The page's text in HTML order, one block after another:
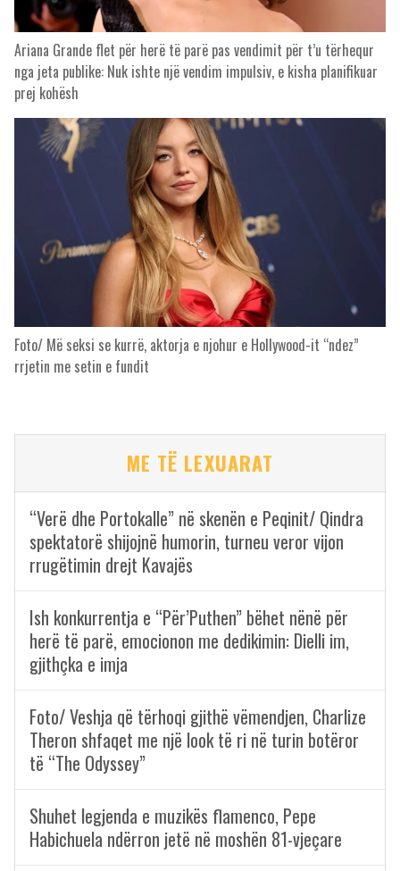
Ariana Grande flet për herë të parë pas vendimit për t’u tërhequr
nga jeta publike: Nuk ishte një vendim impulsiv, e kisha planifikuar
prej kohësh
Foto/ Më seksi se kurrë, aktorja e njohur e Hollywood-it “ndez”
rrjetin me setin e fundit
ME TË LEXUARAT
“Verë dhe Portokalle” në skenën e Peqinit/ Qindra
spektatorë shijojnë humorin, turneu veror vijon
rrugëtimin drejt Kavajës
Ish konkurrentja e “Për’Puthen” bëhet nënë për
herë të parë, emocionon me dedikimin: Dielli im,
gjithçka e imja
Foto/ Veshja që tërhoqi gjithë vëmendjen, Charlize
Theron shfaqet me një look të ri në turin botëror
të “The Odyssey”
Shuhet legjenda e muzikës flamenco, Pepe
Habichuela ndërron jetë në moshën 81-vjeçare